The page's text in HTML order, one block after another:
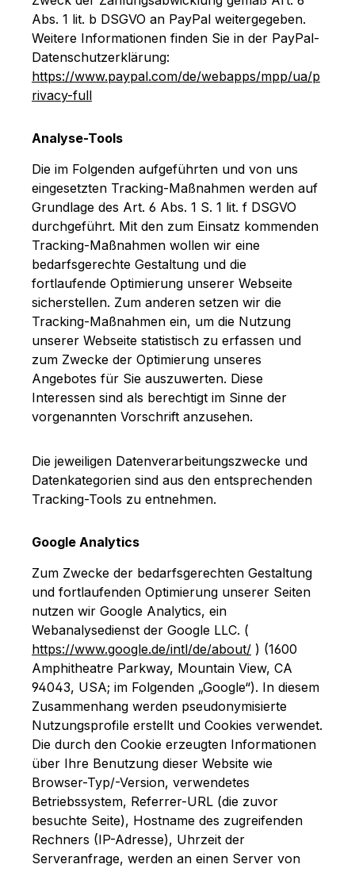
Abs. 1 lit. b DSGVO an PayPal weitergegeben.
Weitere Informationen finden Sie in der PayPal-
Datenschutzerklärung:
https://www.paypal.com/de/webapps/mpp/ua/p
rivacy-full
Analyse-Tools
Die im Folgenden aufgeführten und von uns
eingesetzten Tracking-Maßnahmen werden auf
Grundlage des Art. 6 Abs. 1 S. 1 lit. f DSGVO
durchgeführt. Mit den zum Einsatz kommenden
Tracking-Maßnahmen wollen wir eine
bedarfsgerechte Gestaltung und die
fortlaufende Optimierung unserer Webseite
sicherstellen. Zum anderen setzen wir die
Tracking-Maßnahmen ein, um die Nutzung
unserer Webseite statistisch zu erfassen und
zum Zwecke der Optimierung unseres
Angebotes für Sie auszuwerten. Diese
Interessen sind als berechtigt im Sinne der
vorgenannten Vorschrift anzusehen.
Die jeweiligen Datenverarbeitungszwecke und
Datenkategorien sind aus den entsprechenden
Tracking-Tools zu entnehmen.
Google Analytics
Zum Zwecke der bedarfsgerechten Gestaltung
und fortlaufenden Optimierung unserer Seiten
nutzen wir Google Analytics, ein
Webanalysedienst der Google LLC. (
https://www.google.de/intl/de/about/ ) (1600
Amphitheatre Parkway, Mountain View, CA
94043, USA; im Folgenden „Google“). In diesem
Zusammenhang werden pseudonymisierte
Nutzungsprofile erstellt und Cookies verwendet.
Die durch den Cookie erzeugten Informationen
über Ihre Benutzung dieser Website wie
Browser-Typ/-Version, verwendetes
Betriebssystem, Referrer-URL (die zuvor
besuchte Seite), Hostname des zugreifenden
Rechners (IP-Adresse), Uhrzeit der
Serveranfrage, werden an einen Server von